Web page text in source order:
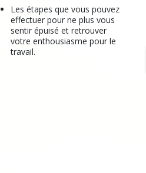
Les étapes que vous pouvez
effectuer pour ne plus vous
sentir épuisé et retrouver
votre enthousiasme pour le
travail.